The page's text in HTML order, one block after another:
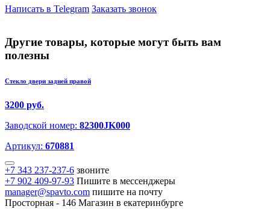
Написать в Telegram Заказать звонок
Другие товары, которые могут быть вам
полезны
Стекло двери задней правой
3200 руб.
Заводской номер: 82300JK000
Артикул: 670881
+7 343 237-237-6 звоните
+7 902 409-97-93 Пишите в мессенджеры
manager@spavto.com пишите на почту
Просторная - 146 Магазин в екатеринбурге